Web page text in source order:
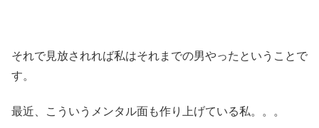
それで見放されれば私はそれまでの男やったということで
す。
最近、こういうメンタル面も作り上げている私。。。